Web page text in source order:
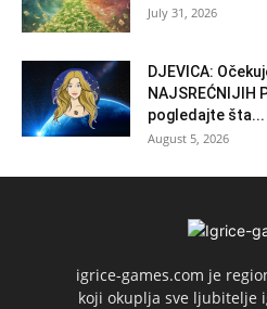
July 31, 2026
DJEVICA:
NAJSREĆNIJIH
pogledajte šta...
August 5, 2026
igrice-games.com je
koji okuplja sve ljubitelje